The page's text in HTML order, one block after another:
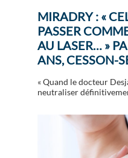
MIRADRY : «
PASSER
AU LASER… »
ANS, CESSON-
« Quand le docteur
neutraliser